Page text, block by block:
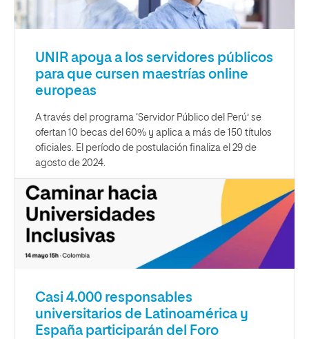
UNIR apoya a los servidores públicos
para que cursen maestrías online
europeas
A través del programa ‘Servidor Público del Perú’ se
ofertan 10 becas del 60% y aplica a más de 150 títulos
oficiales. El período de postulación finaliza el 29 de
agosto de 2024.
Casi 4.000 responsables
universitarios de Latinoamérica y
España participarán del Foro